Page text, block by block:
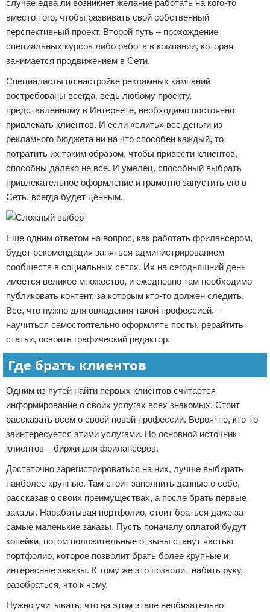
случае едва ли возникнет желание работать на кого-то
вместо того, чтобы развивать свой собственный
перспективный проект. Второй путь – прохождение
специальных курсов либо работа в компании, которая
занимается продвижением в Сети.
Специалисты по настройке рекламных кампаний
востребованы всегда, ведь любому проекту,
представленному в Интернете, необходимо постоянно
привлекать клиентов. И если «слить» все деньги из
рекламного бюджета ни на что способен каждый, то
потратить их таким образом, чтобы привести клиентов,
способны далеко не все. И умелец, способный выбрать
привлекательное оформление и грамотно запустить его в
Сеть, всегда будет ценным.
Еще одним ответом на вопрос, как работать фрилансером,
будет рекомендация заняться администрированием
сообществ в социальных сетях. Их на сегодняшний день
имеется великое множество, и ежедневно там необходимо
публиковать контент, за которым кто-то должен следить.
Все, что нужно для овладения такой профессией, –
научиться самостоятельно оформлять посты, рерайтить
статьи, освоить графический редактор.
Где брать клиентов
Одним из путей найти первых клиентов считается
информирование о своих услугах всех знакомых. Стоит
рассказать всем о своей новой профессии. Вероятно, кто-то
заинтересуется этими услугами. Но основной источник
клиентов – биржи для фрилансеров.
Достаточно зарегистрироваться на них, лучше выбирать
наиболее крупные. Там стоит заполнить данные о себе,
рассказав о своих преимуществах, а после брать первые
заказы. Нарабатывая портфолио, стоит браться даже за
самые маленькие заказы. Пусть поначалу оплатой будут
копейки, потом положительные отзывы станут частью
портфолио, которое позволит брать более крупные и
интересные заказы. К тому же это позволит набить руку,
разобраться, что к чему.
Нужно учитывать, что на этом этапе необязательно